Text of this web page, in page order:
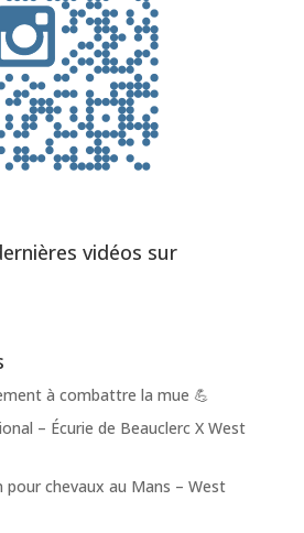
vidéos sur
à combattre la mue 💪
– Écurie de Beauclerc X West
chevaux au Mans – West